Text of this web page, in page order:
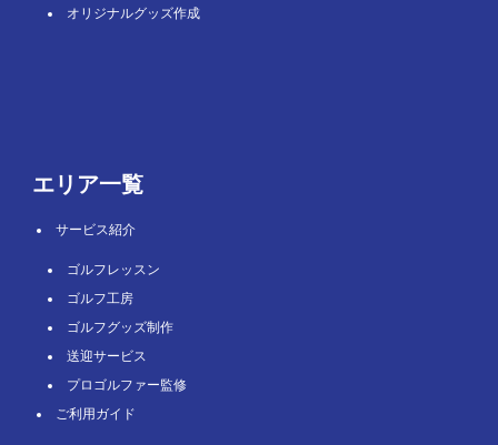
オリジナルグッズ作成
エリア一覧
サービス紹介
ゴルフレッスン
ゴルフ工房
ゴルフグッズ制作
送迎サービス
プロゴルファー監修
ご利用ガイド